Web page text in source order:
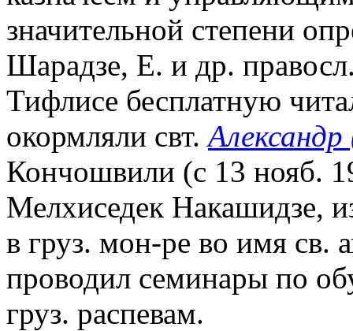
значительной степени
Шарадзе, Е. и др.
Тифлисе бесплатную
окормляли свт.
Кончошвили (с 13 нояб.
Мелхиседек Накашидзе,
в груз. мон-ре во имя св.
проводил семинары по
груз. распевам.